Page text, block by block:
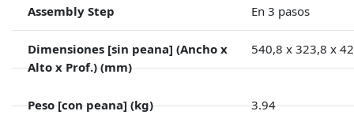
Assembly Step En 3 pasos
Dimensiones [sin peana] (Ancho x
Alto x Prof.) (mm)
540,8 x 323,8 x
Peso [con peana] (kg) 3.94